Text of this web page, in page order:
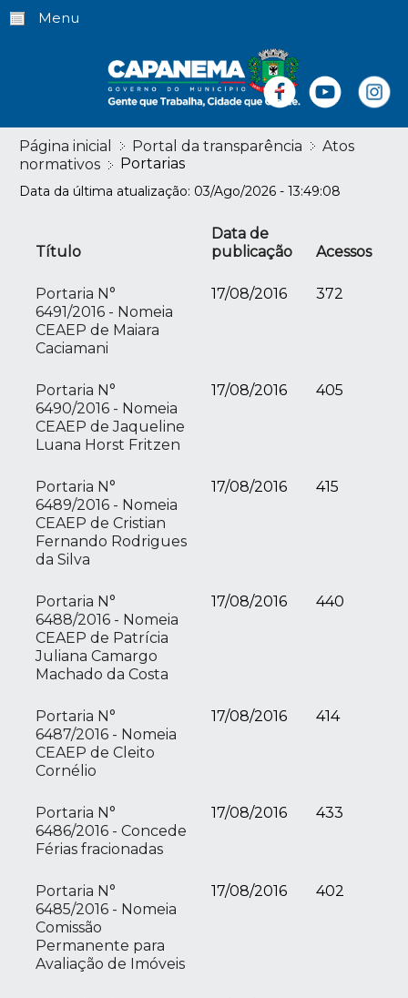
Menu
Página inicial Portal da transparência
Atos
normativos
Portarias
Data da última atualização: 03/Ago/2026 - 13:49:08
Título
Data de
publicação
Acessos
Portaria N°
6491/2016 - Nomeia
CEAEP de Maiara
Caciamani
17/08/2016 372
Portaria N°
6490/2016 - Nomeia
CEAEP de Jaqueline
Luana Horst Fritzen
17/08/2016 405
Portaria N°
6489/2016 - Nomeia
CEAEP de Cristian
Fernando Rodrigues
da Silva
17/08/2016 415
Portaria N°
6488/2016 - Nomeia
CEAEP de Patrícia
Juliana Camargo
Machado da Costa
17/08/2016 440
Portaria N°
6487/2016 - Nomeia
CEAEP de Cleito
Cornélio
17/08/2016 414
Portaria N°
6486/2016 - Concede
Férias fracionadas
17/08/2016 433
Portaria N°
6485/2016 - Nomeia
Comissão
Permanente para
Avaliação de Imóveis
17/08/2016 402